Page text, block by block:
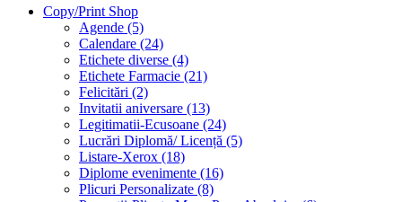
Copy/Print Shop
Agende (5)
Calendare (24)
Etichete diverse (4)
Etichete Farmacie (21)
Felicitări (2)
Invitatii aniversare (13)
Legitimatii-Ecusoane (24)
Lucrări Diplomă/ Licență (5)
Listare-Xerox (18)
Diplome evenimente (16)
Plicuri Personalizate (8)